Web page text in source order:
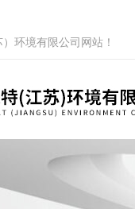
环境有限公司网站！